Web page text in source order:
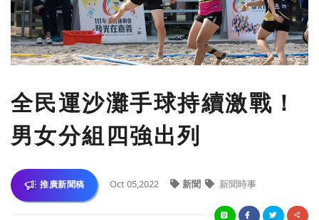
全民運沙灘手球持續激戰！
男女分組四強出列
推廣新聞稿 Oct 05,2022 新聞 新聞時事